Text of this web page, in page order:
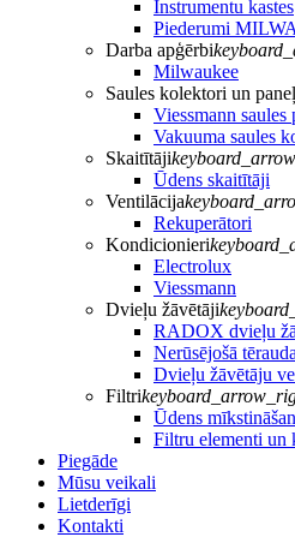
Instrumentu kastes
Piederumi
Darba apģērbi
Milwaukee
Saules kolektori un
Viessmann saules
Vakuuma saules
Skaitītāji
Ūdens skaitītāji
Ventilācija
Rekuperātori
Kondicionieri
Electrolux
Viessmann
Dvieļu žāvētāji
RADOX dvieļu
Nerūsējošā
Dvieļu žāvētāju
Filtri
Ūdens
Filtru elementi un
Piegāde
Mūsu veikali
Lietderīgi
Kontakti